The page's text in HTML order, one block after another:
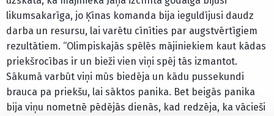
likumsakarīga, jo Ķīnas komanda bija ieguldījusi daudz
darba un resursu, lai varētu cīnīties par augstvērtīgiem
rezultātiem. “Olimpiskajās spēlēs mājiniekiem kaut kādas
priekšrocības ir un bieži vien viņi spēj tās izmantot.
Sākumā varbūt viņi mūs biedēja un kādu pussekundi
brauca pa priekšu, lai sāktos panika. Bet beigās panika
bija viņu nometnē pēdējās dienās, kad redzēja, ka vācieši